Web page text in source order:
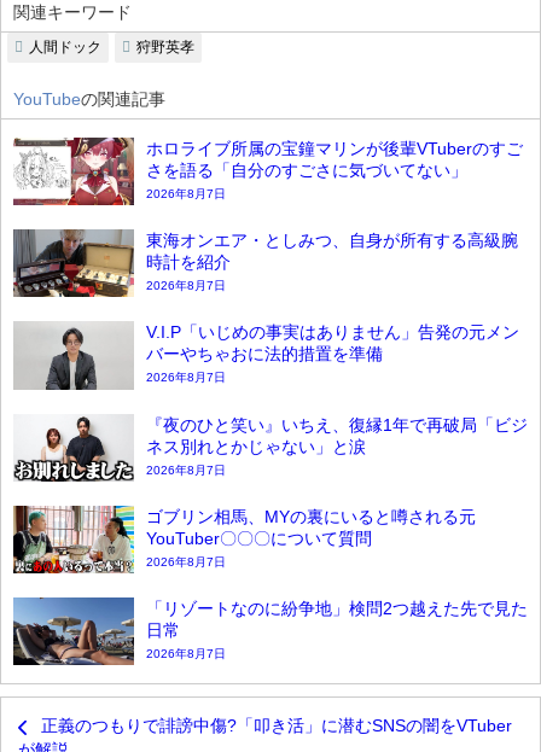
関連キーワード
人間ドック 狩野英孝
YouTubeの関連記事
ホロライブ所属の宝鐘マリンが後輩VTuberのすご
さを語る「自分のすごさに気づいてない」
2026年8月7日
東海オンエア・としみつ、自身が所有する高級腕
時計を紹介
2026年8月7日
V.I.P「いじめの事実はありません」告発の元メン
バーやちゃおに法的措置を準備
2026年8月7日
『夜のひと笑い』いちえ、復縁1年で再破局「ビジ
ネス別れとかじゃない」と涙
2026年8月7日
ゴブリン相馬、MYの裏にいると噂される元
YouTuber〇〇〇について質問
2026年8月7日
「リゾートなのに紛争地」検問2つ越えた先で見た
日常
2026年8月7日
正義のつもりで誹謗中傷?「叩き活」に潜むSNSの闇をVTuber